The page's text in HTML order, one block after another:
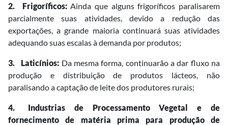
2. Frigoríficos:Ainda que alguns frigoríficos paralisarem
parcialmente suas atividades, devido a redução das
exportações, a grande maioria continuará suas atividades
adequando suas escalas à demanda por produtos;
3. Laticínios: Da mesma forma, continuarão a dar fluxo na
produção e distribuição de produtos lácteos, não
paralisando a captação de leite dos produtores rurais;
4.
Industrias de Processamento Vegetal e de
fornecimento de matéria prima para produção de